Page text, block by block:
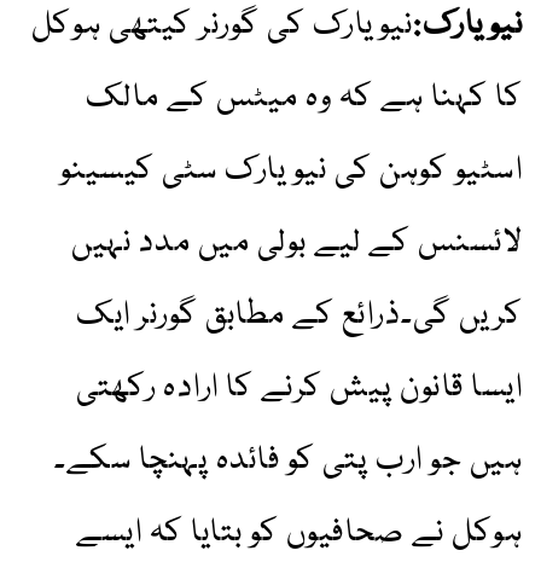
نیویارک:نیویارک کی گورنر کیتھی ہوکل
کا کہنا ہے کہ وہ میٹس کے مالک
اسٹیو کوہن کی نیو یارک سٹی کیسینو
لائسنس کے لیے بولی میں مدد نہیں
کریں گی۔ذرائع کے مطابق گورنر ایک
ایسا قانون پیش کرنے کا ارادہ رکھتی
ہیں جو ارب پتی کو فائدہ پہنچا سکے۔
ہوکل نے صحافیوں کو بتایا کہ ایسے